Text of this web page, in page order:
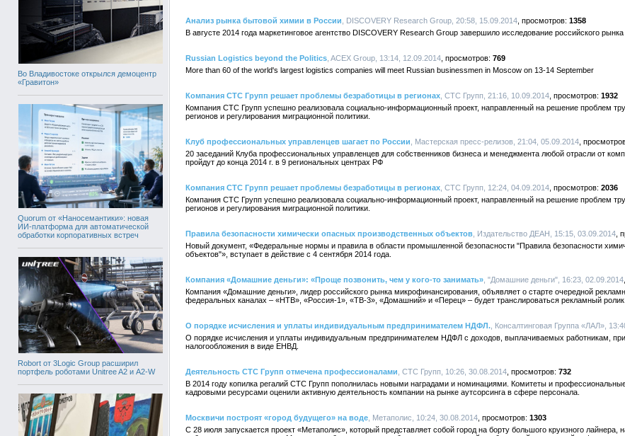
Во Владивостоке открылся демоцентр
«Гравитон»
Quorum от «Наносемантики»: новая
ИИ-платформа для автоматической
обработки корпоративных встреч
Robort от 3Logic Group расширил
портфель роботами Unitree A2 и A2-W
Анализ рынка бытовой химии в России , DISCOVERY Research Group, 20:58, 15.09.2014
1358
В августе 2014 года маркетинговое агентство DISCOVERY Research Group завершило исследование российского
Russian Logistics beyond the Politics , ACEX Group, 13:14, 12.09.2014
769
More than 60 of the world's largest logistics companies will meet Russian businessmen in Moscow on 13-14 September
Компания СТС Групп решает проблемы безработицы в регионах , СТС Групп, 21:16, 10.09.2014
1932
Компания СТС Групп успешно реализовала социально-информационный проект, направленный на решение проблем
регионов и регулирования миграционной политики.
Клуб профессиональных управленцев шагает по России , Мастерская пресс-релизов, 21:04, 05.09.2014
20 заседаний Клуба профессиональных управленцев для собственников бизнеса и менеджмента любой отрасли от
пройдут до конца 2014 г. в 9 региональных центрах РФ
Компания СТС Групп решает проблемы безработицы в регионах , СТС Групп, 12:24, 04.09.2014
2036
Компания СТС Групп успешно реализовала социально-информационный проект, направленный на решение проблем
регионов и регулирования миграционной политики.
Правила безопасности химически опасных производственных объектов , Издательство ДЕАН, 15:15, 03.09.2014
Новый документ, «Федеральные нормы и правила в области промышленной безопасности "Правила безопасности
объектов"», вступает в действие с 4 сентября 2014 года.
Компания «Домашние деньги»: «Проще позвонить, чем у кого-то занимать» , "Домашние деньги", 16:23, 02.09.2014
Компания «Домашние деньги», лидер российского рынка микрофинансирования, объявляет о старте очередной
федеральных каналах – «НТВ», «Россия-1», «ТВ-3», «Домашний» и «Перец» – будет транслироваться рекламный ролик.
О порядке исчисления и уплаты индивидуальным предпринимателем НДФЛ. , Консалтинговая Группа «ЛАЛ»,
О порядке исчисления и уплаты индивидуальным предпринимателем НДФЛ с доходов, выплачиваемых работникам,
налогообложения в виде ЕНВД.
Деятельность СТС Групп отмечена профессионалами , СТС Групп, 10:26, 30.08.2014
732
В 2014 году копилка регалий СТС Групп пополнилась новыми наградами и номинациями. Комитеты и
кадровыми ресурсами оценили активную деятельность компании на рынке аутсорсинга в сфере персонала.
Москвичи построят «город будущего» на воде , Метаполис, 10:24, 30.08.2014
1303
С 28 июля запускается проект «Метаполис», который представляет собой город на борту большого круизного лайнера,